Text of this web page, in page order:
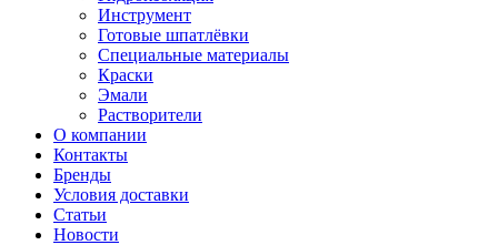
Инструмент
Готовые шпатлёвки
Специальные материалы
Краски
Эмали
Растворители
О компании
Контакты
Бренды
Условия доставки
Статьи
Новости